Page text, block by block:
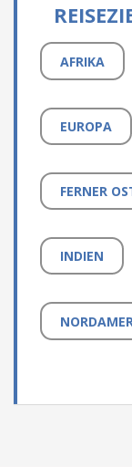
AFRIKA
EUROPA
FERNER
INDIEN